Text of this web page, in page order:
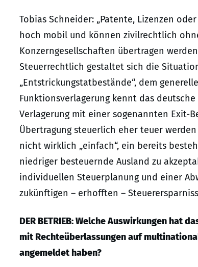
Tobias Schneider: „Patente, Lizenzen
hoch mobil und können zivilrechtlich
Konzerngesellschaften übertragen
Steuerrechtlich gestaltet sich die
„Entstrickungstatbestände“, dem
Funktionsverlagerung kennt das
Verlagerung mit einer sogenannten Exit-
Übertragung steuerlich eher teuer
nicht wirklich „einfach“, ein bereits
niedriger besteuernde Ausland zu
individuellen Steuerplanung und einer
zukünftigen – erhofften –
DER BETRIEB: Welche Auswirkungen hat
mit Rechteüberlassungen auf
angemeldet haben?